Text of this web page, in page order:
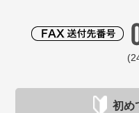
初め